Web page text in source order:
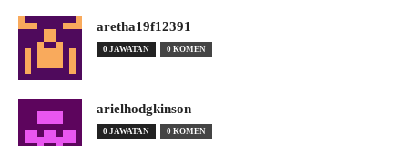
aretha19f12391
0 JAWATAN 0 KOMEN
arielhodgkinson
0 JAWATAN 0 KOMEN